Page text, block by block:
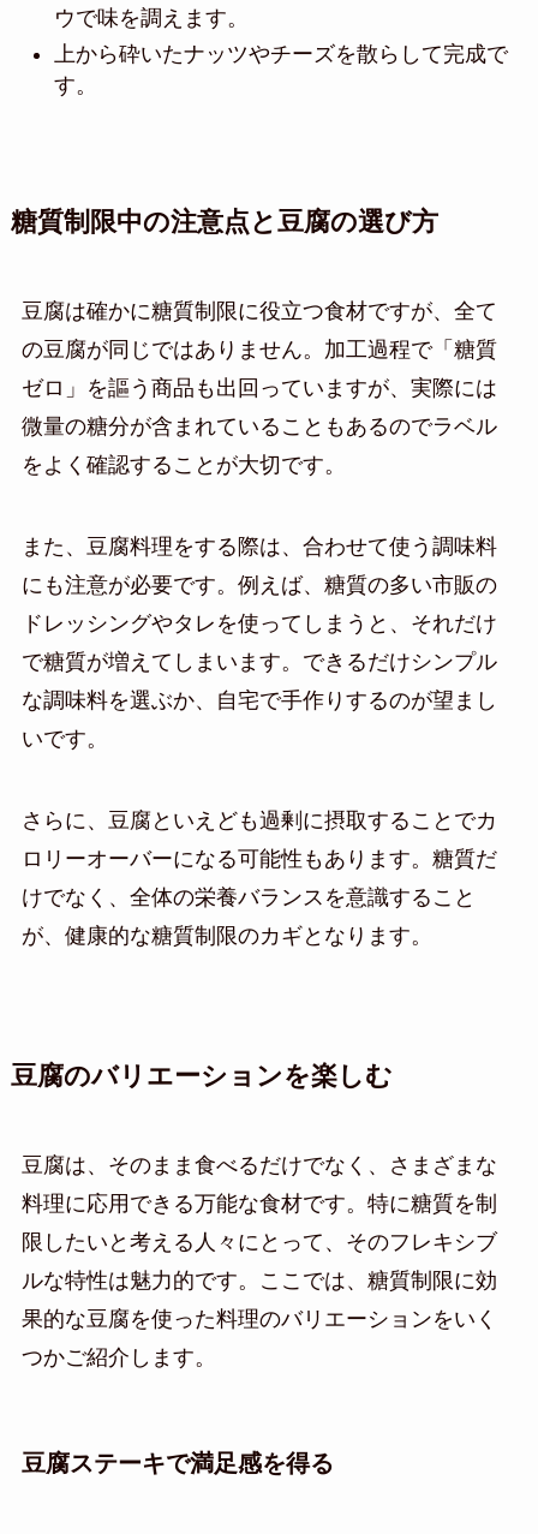
ウで味を調えます。
上から砕いたナッツやチーズを散らして完成で
す。
糖質制限中の注意点と豆腐の選び方
豆腐は確かに糖質制限に役立つ食材ですが、全て
の豆腐が同じではありません。加工過程で「糖質
ゼロ」を謳う商品も出回っていますが、実際には
微量の糖分が含まれていることもあるのでラベル
をよく確認することが大切です。
また、豆腐料理をする際は、合わせて使う調味料
にも注意が必要です。例えば、糖質の多い市販の
ドレッシングやタレを使ってしまうと、それだけ
で糖質が増えてしまいます。できるだけシンプル
な調味料を選ぶか、自宅で手作りするのが望まし
いです。
さらに、豆腐といえども過剰に摂取することでカ
ロリーオーバーになる可能性もあります。糖質だ
けでなく、全体の栄養バランスを意識すること
が、健康的な糖質制限のカギとなります。
豆腐のバリエーションを楽しむ
豆腐は、そのまま食べるだけでなく、さまざまな
料理に応用できる万能な食材です。特に糖質を制
限したいと考える人々にとって、そのフレキシブ
ルな特性は魅力的です。ここでは、糖質制限に効
果的な豆腐を使った料理のバリエーションをいく
つかご紹介します。
豆腐ステーキで満足感を得る